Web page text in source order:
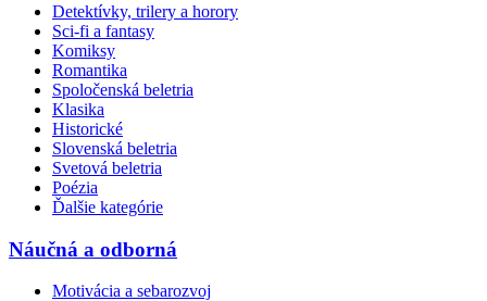
Detektívky, trilery a horory
Sci-fi a fantasy
Komiksy
Romantika
Spoločenská beletria
Klasika
Historické
Slovenská beletria
Svetová beletria
Poézia
Ďalšie kategórie
Náučná a odborná
Motivácia a sebarozvoj